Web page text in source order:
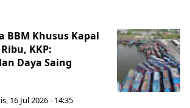
BBM Khusus Kapal
KKP:
Daya Saing
16 Jul 2026 - 14:35